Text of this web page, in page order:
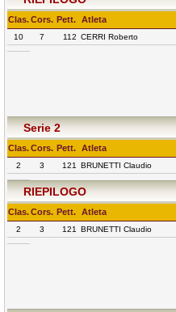
Clas.Cors. Pett. Atleta
10 7 112 CERRI Roberto
Serie 2
Clas.Cors. Pett. Atleta
2 3 121 BRUNETTI Claudio
RIEPILOGO
Clas.Cors. Pett. Atleta
2 3 121 BRUNETTI Claudio